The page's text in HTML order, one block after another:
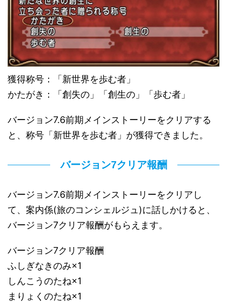
獲得称号：「新世界を歩む者」
かたがき：「創失の」「創生の」「歩む者」
バージョン7.6前期メインストーリーをクリアする
と、称号「新世界を歩む者」が獲得できました。
バージョン7クリア報酬
バージョン7.6前期メインストーリーをクリアし
て、案内係(旅のコンシェルジュ)に話しかけると、
バージョン7クリア報酬がもらえます。
バージョン7クリア報酬
ふしぎなきのみ×1
しんこうのたね×1
まりょくのたね×1